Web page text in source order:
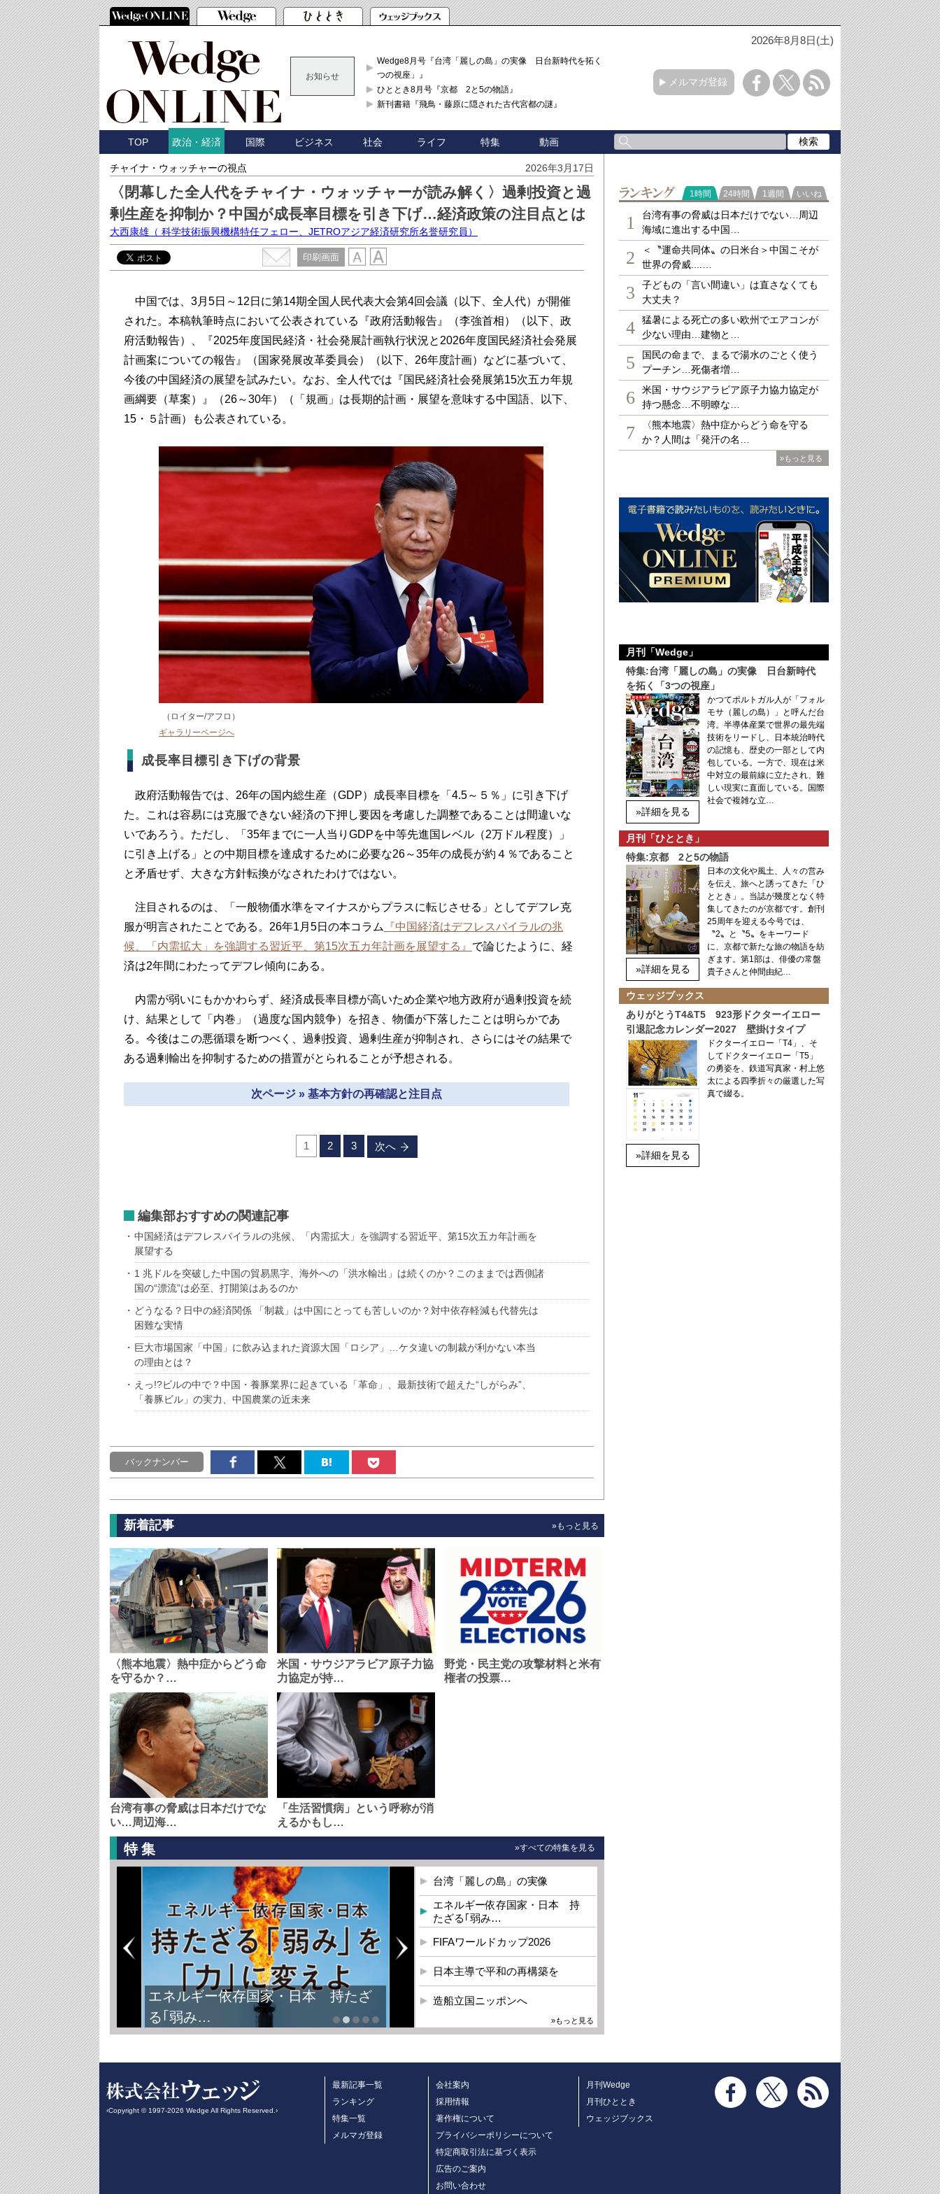
2026年8月8日(土)
お知らせ
Wedge8月号『台湾「麗しの島」の実像 日台新時代を拓く「3
つの視座」』
ひととき8月号『京都 2と5の物語』
新刊書籍『飛鳥・藤原に隠された古代宮都の謎』
メルマガ登録
TOP 政治・経済 国際 ビジネス 社会 ライフ 特集 動画
チャイナ・ウォッチャーの視点 2026年3月17日
〈閉幕した全人代をチャイナ・ウォッチャーが読み解く〉過剰投資と過
剰生産を抑制か？中国が成長率目標を引き下げ…経済政策の注目点とは
大西康雄 （ 科学技術振興機構特任フェロー、JETROアジア経済研究所名誉研究員）
印刷画面
中国では、3月5日～12日に第14期全国人民代表大会第4回会議（以下、全人代）が開催
された。本稿執筆時点において公表されている『政府活動報告』（李強首相）（以下、政
府活動報告）、『2025年度国民経済・社会発展計画執行状況と2026年度国民経済社会発展
計画案についての報告』（国家発展改革委員会）（以下、26年度計画）などに基づいて、
今後の中国経済の展望を試みたい。なお、全人代では『国民経済社会発展第15次五カ年規
画綱要（草案）』（26～30年）（「規画」は長期的計画・展望を意味する中国語、以下、
15・５計画）も公表されている。
（ロイター/アフロ）
ギャラリーページへ
成長率目標引き下げの背景
政府活動報告では、26年の国内総生産（GDP）成長率目標を「4.5～５％」に引き下げ
た。これは容易には克服できない経済の下押し要因を考慮した調整であることは間違いな
いであろう。ただし、「35年までに一人当りGDPを中等先進国レベル（2万ドル程度）」
に引き上げる」との中期目標を達成するために必要な26～35年の成長が約４％であること
と矛盾せず、大きな方針転換がなされたわけではない。
注目されるのは、「一般物価水準をマイナスからプラスに転じさせる」としてデフレ克
服が明言されたことである。26年1月5日の本コラム
『中国経済はデフレスパイラルの兆
候、「内需拡大」を強調する習近平、第15次五カ年計画を展望する』 で論じたように、経
済は2年間にわたってデフレ傾向にある。
内需が弱いにもかかわらず、経済成長率目標が高いため企業や地方政府が過剰投資を続
け、結果として「内巻」（過度な国内競争）を招き、物価が下落したことは明らかであ
る。今後はこの悪循環を断つべく、過剰投資、過剰生産が抑制され、さらにはその結果で
ある過剰輸出を抑制するための措置がとられることが予想される。
次ページ » 基本方針の再確認と注目点
1 2 3 次へ
編集部おすすめの関連記事
中国経済はデフレスパイラルの兆候、「内需拡大」を強調する習近平、第15次五カ年計画を
展望する
1 兆ドルを突破した中国の貿易黒字、海外への「洪水輸出」は続くのか？このままでは西側諸
国の“漂流”は必至、打開策はあるのか
どうなる？日中の経済関係 「制裁」は中国にとっても苦しいのか？対中依存軽減も代替先は
困難な実情
巨大市場国家「中国」に飲み込まれた資源大国「ロシア」…ケタ違いの制裁が利かない本当
の理由とは？
えっ!?ビルの中で？中国・養豚業界に起きている「革命」、最新技術で超えた“しがらみ”、
「養豚ビル」の実力、中国農業の近未来
バックナンバー
新着記事 »もっと見る
〈熊本地震〉熱中症からどう命
を守るか？…
米国・サウジアラビア原子力協
力協定が持…
野党・民主党の攻撃材料と米有
権者の投票…
台湾有事の脅威は日本だけでな
い…周辺海…
「生活習慣病」という呼称が消
えるかもし…
特集 »すべての特集を見る
エネルギー依存国家・日本 持たざ
る｢弱み…
台湾「麗しの島」の実像
エネルギー依存国家・日本 持
たざる｢弱み…
FIFAワールドカップ2026
日本主導で平和の再構築を
造船立国ニッポンへ
»もっと見る
ランキング
1時間 24時間 1週間 いいね
1
台湾有事の脅威は日本だけでない…周辺
海域に進出する中国…
2
＜〝運命共同体〟の日米台＞中国こそが
世界の脅威....…
3
子どもの「言い間違い」は直さなくても
大丈夫？
4
猛暑による死亡の多い欧州でエアコンが
少ない理由…建物と…
5
国民の命まで、まるで湯水のごとく使う
プーチン…死傷者増…
6
米国・サウジアラビア原子力協力協定が
持つ懸念…不明瞭な…
7
〈熊本地震〉熱中症からどう命を守る
か？人間は「発汗の名…
»もっと見る
月刊「Wedge」
特集:台湾「麗しの島」の実像 日台新時代
を拓く「3つの視座」
»詳細を見る
かつてポルトガル人が「フォル
モサ（麗しの島）」と呼んだ台
湾。半導体産業で世界の最先端
技術をリードし、日本統治時代
の記憶も、歴史の一部として内
包している。一方で、現在は米
中対立の最前線に立たされ、難
しい現実に直面している。国際
社会で複雑な立…
月刊「ひととき」
特集:京都 2と5の物語
»詳細を見る
日本の文化や風土、人々の営み
を伝え、旅へと誘ってきた「ひ
ととき」。当誌が幾度となく特
集してきたのが京都です。創刊
25周年を迎える今号では、
〝2〟と〝5〟をキーワード
に、京都で新たな旅の物語を紡
ぎます。第1部は、俳優の常盤
貴子さんと仲間由紀…
ウェッジブックス
ありがとうT4&T5 923形ドクターイエロー
引退記念カレンダー2027 壁掛けタイプ
»詳細を見る
ドクターイエロー「T4」、そ
してドクターイエロー「T5」
の勇姿を、鉄道写真家・村上悠
太による四季折々の厳選した写
真で綴る。
‹Copyright © 1997-2026 Wedge All Rights Reserved.›
最新記事一覧
ランキング
特集一覧
メルマガ登録
会社案内
採用情報
著作権について
プライバシーポリシーについて
特定商取引法に基づく表示
広告のご案内
お問い合わせ
月刊Wedge
月刊ひととき
ウェッジブックス